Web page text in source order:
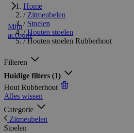
Mijn
account
Home
/ Zitmeubelen
/ Stoelen
/ Houten stoelen
/ Houten stoelen Rubberhout
Filteren
Huidige filters (1)
Hout Rubberhout
Alles wissen
Categorie
Zitmeubelen
Stoelen